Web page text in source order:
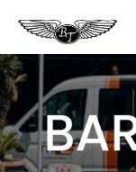
contenu
principal